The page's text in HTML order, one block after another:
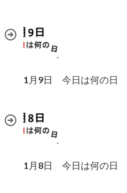
1月9日 今日は何の日
1月8日 今日は何の日